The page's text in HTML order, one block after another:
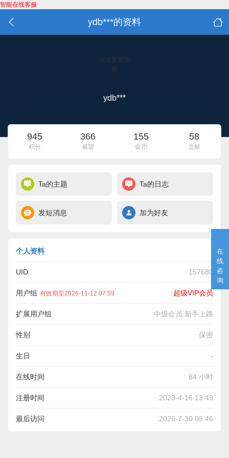
智能在线客服
在
线
咨
询
ydb***的资料
点击重新加
载
ydb***
945
积分
366
威望
155
金币
58
贡献
Ta的主题 Ta的日志
发短消息 加为好友
个人资料
UID 157680
用户组 有效期至2026-11-12 07:59 超级VIP会员
扩展用户组 中级会员,新手上路
性别 保密
生日 -
在线时间 84 小时
注册时间 2023-4-16 13:49
最后访问 2026-7-30 08:46